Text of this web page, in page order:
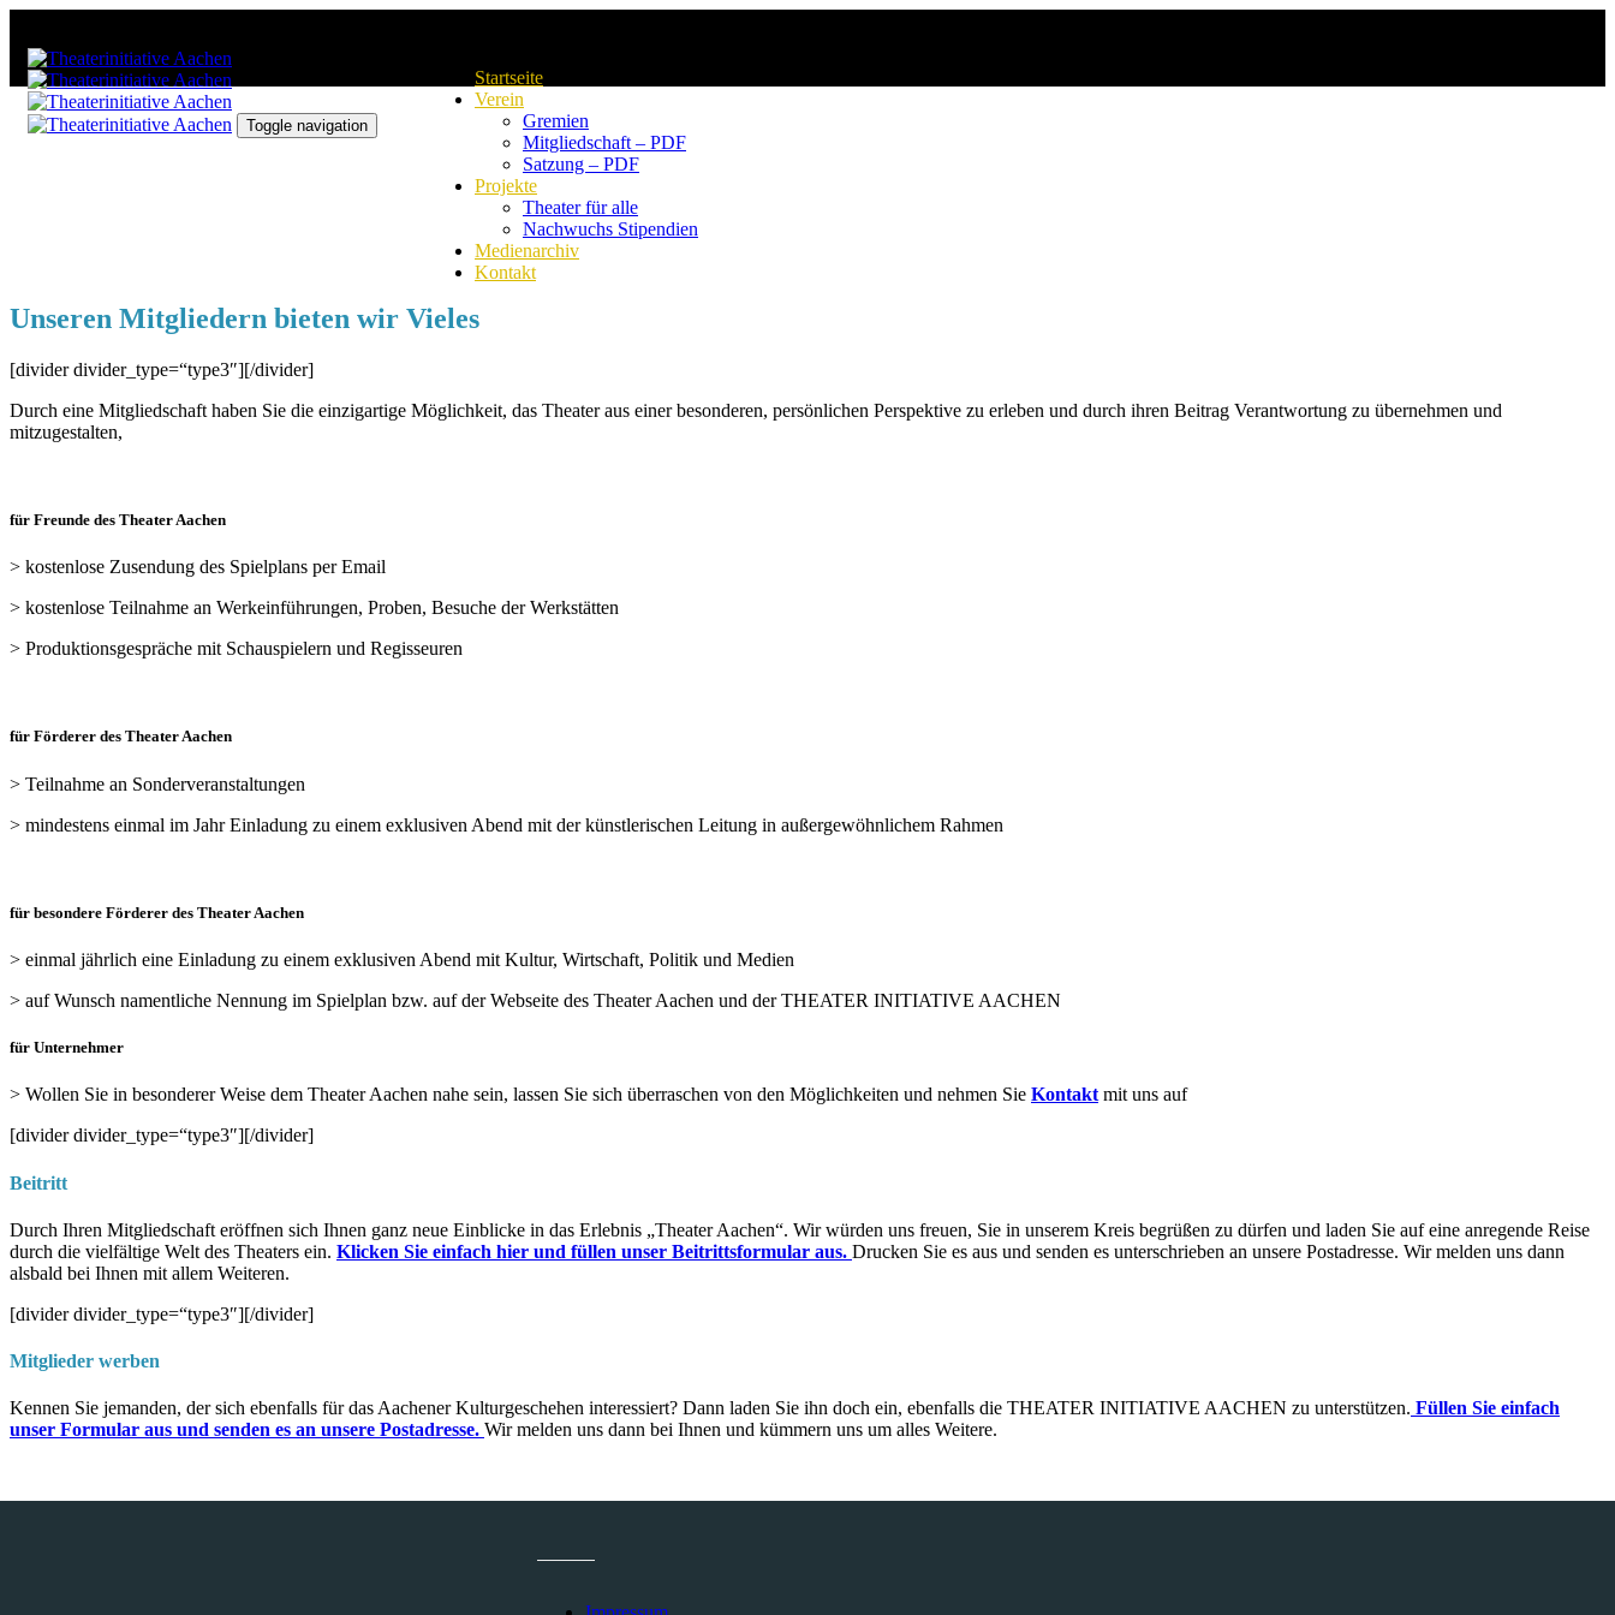
Navigation
springen
Zum
Inhalt
Toggle navigation
Startseite
Verein
Gremien
Mitgliedschaft – PDF
Satzung – PDF
Projekte
Theater für alle
Nachwuchs Stipendien
Medienarchiv
Kontakt
Unseren Mitgliedern bieten wir Vieles
[divider divider_type=“type3″][/divider]
Durch eine Mitgliedschaft haben Sie die einzigartige Möglichkeit, das Theater aus einer besonderen, persönlichen Perspektive zu erleben und durch ihren Beitrag Verantwortung zu übernehmen und
mitzugestalten,
für Freunde des Theater Aachen
> kostenlose Zusendung des Spielplans per Email
> kostenlose Teilnahme an Werkeinführungen, Proben, Besuche der Werkstätten
> Produktionsgespräche mit Schauspielern und Regisseuren
für Förderer des Theater Aachen
> Teilnahme an Sonderveranstaltungen
> mindestens einmal im Jahr Einladung zu einem exklusiven Abend mit der künstlerischen Leitung in außergewöhnlichem Rahmen
für besondere Förderer des Theater Aachen
> einmal jährlich eine Einladung zu einem exklusiven Abend mit Kultur, Wirtschaft, Politik und Medien
> auf Wunsch namentliche Nennung im Spielplan bzw. auf der Webseite des Theater Aachen und der THEATER INITIATIVE AACHEN
für Unternehmer
> Wollen Sie in besonderer Weise dem Theater Aachen nahe sein, lassen Sie sich überraschen von den Möglichkeiten und nehmen Sie Kontakt mit uns auf
[divider divider_type=“type3″][/divider]
Beitritt
Durch Ihren Mitgliedschaft eröffnen sich Ihnen ganz neue Einblicke in das Erlebnis „Theater Aachen“. Wir würden uns freuen, Sie in unserem Kreis begrüßen zu dürfen und laden Sie auf eine anregende Reise
durch die vielfältige Welt des Theaters ein. Klicken Sie einfach hier und füllen unser Beitrittsformular aus. Drucken Sie es aus und senden es unterschrieben an unsere Postadresse. Wir melden uns dann
alsbald bei Ihnen mit allem Weiteren.
[divider divider_type=“type3″][/divider]
Mitglieder werben
Kennen Sie jemanden, der sich ebenfalls für das Aachener Kulturgeschehen interessiert? Dann laden Sie ihn doch ein, ebenfalls die THEATER INITIATIVE AACHEN zu unterstützen. Füllen Sie einfach
unser Formular aus und senden es an unsere Postadresse. Wir melden uns dann bei Ihnen und kümmern uns um alles Weitere.